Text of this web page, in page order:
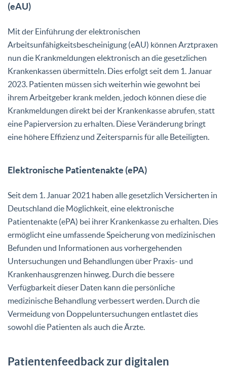
(eAU)
Mit der Einführung der elektronischen
Arbeitsunfähigkeitsbescheinigung (eAU) können Arztpraxen
nun die Krankmeldungen elektronisch an die gesetzlichen
Krankenkassen übermitteln. Dies erfolgt seit dem 1. Januar
2023. Patienten müssen sich weiterhin wie gewohnt bei
ihrem Arbeitgeber krank melden, jedoch können diese die
Krankmeldungen direkt bei der Krankenkasse abrufen, statt
eine Papierversion zu erhalten. Diese Veränderung bringt
eine höhere Effizienz und Zeitersparnis für alle Beteiligten.
Elektronische Patientenakte (ePA)
Seit dem 1. Januar 2021 haben alle gesetzlich Versicherten in
Deutschland die Möglichkeit, eine elektronische
Patientenakte (ePA) bei ihrer Krankenkasse zu erhalten. Dies
ermöglicht eine umfassende Speicherung von medizinischen
Befunden und Informationen aus vorhergehenden
Untersuchungen und Behandlungen über Praxis- und
Krankenhausgrenzen hinweg. Durch die bessere
Verfügbarkeit dieser Daten kann die persönliche
medizinische Behandlung verbessert werden. Durch die
Vermeidung von Doppeluntersuchungen entlastet dies
sowohl die Patienten als auch die Ärzte.
Patientenfeedback zur digitalen